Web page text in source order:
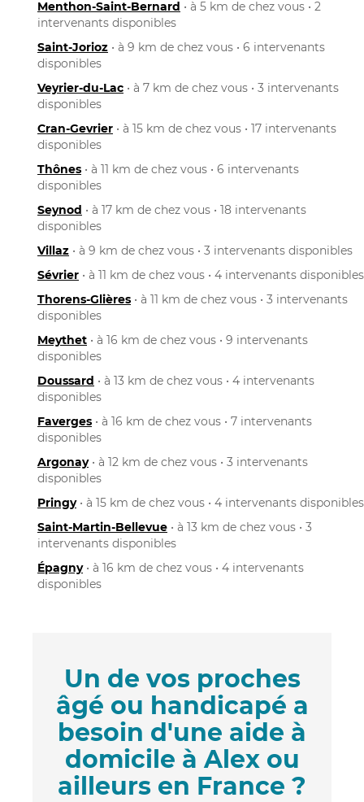
Menthon-Saint-Bernard • à 5 km de chez vous • 2
intervenants disponibles
Saint-Jorioz • à 9 km de chez vous • 6 intervenants
disponibles
Veyrier-du-Lac • à 7 km de chez vous • 3 intervenants
disponibles
Cran-Gevrier • à 15 km de chez vous • 17 intervenants
disponibles
Thônes • à 11 km de chez vous • 6 intervenants
disponibles
Seynod • à 17 km de chez vous • 18 intervenants
disponibles
Villaz • à 9 km de chez vous • 3 intervenants disponibles
Sévrier • à 11 km de chez vous • 4 intervenants disponibles
Thorens-Glières • à 11 km de chez vous • 3 intervenants
disponibles
Meythet • à 16 km de chez vous • 9 intervenants
disponibles
Doussard • à 13 km de chez vous • 4 intervenants
disponibles
Faverges • à 16 km de chez vous • 7 intervenants
disponibles
Argonay• à 12 km de chez vous • 3 intervenants
disponibles
Pringy• à 15 km de chez vous • 4 intervenants disponibles
Saint-Martin-Bellevue • à 13 km de chez vous • 3
intervenants disponibles
Épagny• à 16 km de chez vous • 4 intervenants
disponibles
Un de vos proches
âgé ou handicapé a
besoin d'une aide à
domicile à Alex ou
ailleurs en France ?